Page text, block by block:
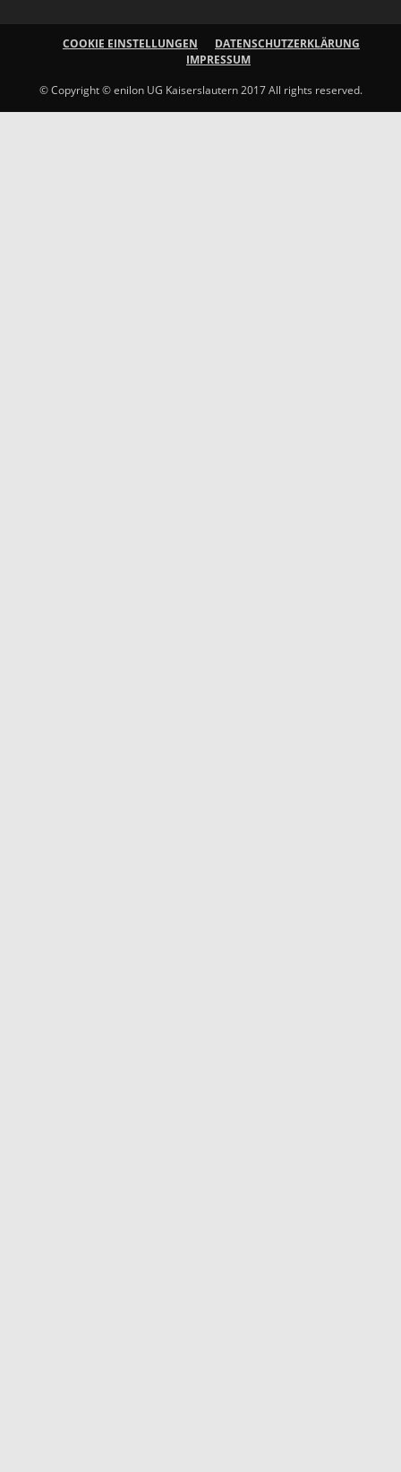
COOKIE EINSTELLUNGEN
DATENSCHUTZERKLÄRUNG
IMPRESSUM
© Copyright © enilon UG Kaiserslautern 2017 All rights reserved.